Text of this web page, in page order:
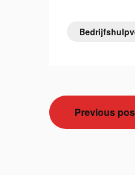
Bericht
navigatie
Previous